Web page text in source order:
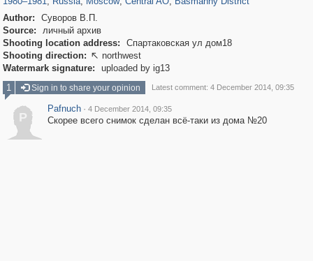
Author:
Суворов В.П.
Source:
личный архив
Shooting location address:
Спартаковская ул дом18
Shooting direction:  northwest
Watermark signature:
uploaded by ig13
1
Sign in to share your opinion Latest comment: 4 December 2014, 09:35
P
Pafnuch · 4 December 2014, 09:35
Скорее всего снимок сделан всё-таки из дома №20